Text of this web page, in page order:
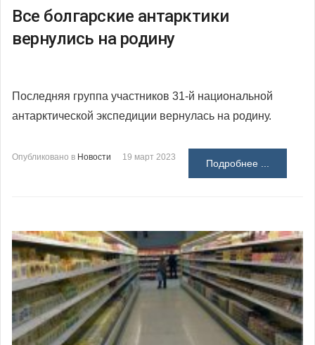
Все болгарские антарктики
вернулись на родину
Последняя группа участников 31-й национальной
антарктической экспедиции вернулась на родину.
Опубликовано в Новости 19 март 2023
Подробнее ...